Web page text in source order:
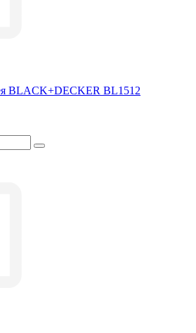
BLACK+DECKER BL1512